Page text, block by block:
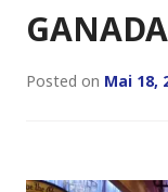
GANADA
Posted on Mai 18,